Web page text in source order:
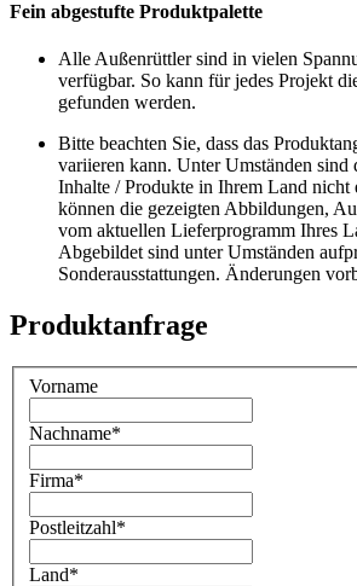
Fein abgestufte Produktpalette
Alle Außenrüttler sind in vielen
verfügbar. So kann für jedes Projekt
gefunden werden.
Bitte beachten Sie, dass das
variieren kann. Unter Umständen sind
Inhalte / Produkte in Ihrem Land nicht
können die gezeigten Abbildungen,
vom aktuellen Lieferprogramm Ihres
Abgebildet sind unter Umständen
Sonderausstattungen. Änderungen
Produktanfrage
Vorname
Nachname*
Firma*
Postleitzahl*
Land*